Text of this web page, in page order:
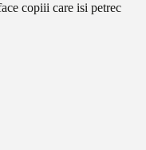
copiii care isi petrec